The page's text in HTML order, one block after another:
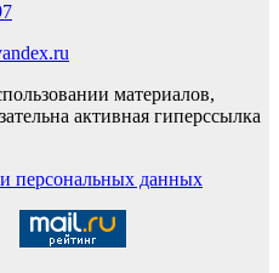
материалов,
активная гиперссылка
персональных данных